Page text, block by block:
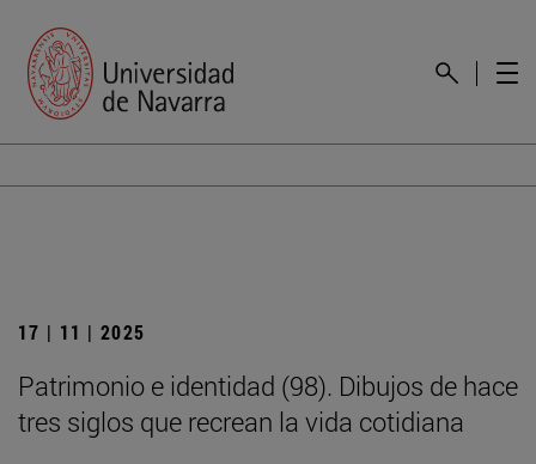
17 | 11 | 2025
Patrimonio e identidad (98). Dibujos de hace
tres siglos que recrean la vida cotidiana